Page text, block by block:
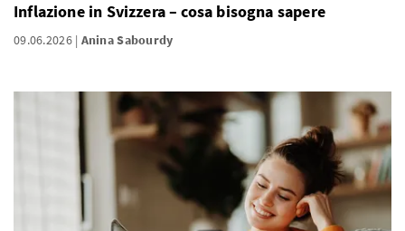
Inflazione in Svizzera – cosa bisogna sapere
09.06.2026 Anina Sabourdy